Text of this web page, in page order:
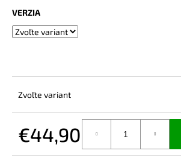
VERZIA
Zvoľte variant
€44,90
e
DOJČENIE
€44,99